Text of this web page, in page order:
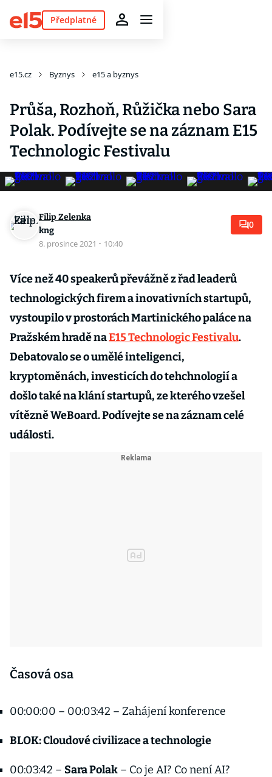
Předplatné
e15.cz Byznys e15 a byznys
Průša, Rozhoň, Růžička nebo Sara
Polak. Podívejte se na záznam E15
Technologic Festivalu
Filip Zelenka
kng
8. prosince 2021 · 10:40
0
Více než 40 speakerů převážně z řad leaderů
technologických firem a inovativních startupů,
vystoupilo v prostorách Martinického paláce na
Pražském hradě naE15 Technologic Festivalu.
Debatovalo se o umělé inteligenci,
kryptoměnách, investicích do tehchnologií a
došlo také na klání startupů, ze kterého vzešel
vítězně WeBoard. Podívejte se na záznam celé
události.
Časová osa
00:00:00 – 00:03:42 – Zahájení konference
BLOK: Cloudové civilizace a technologie
00:03:42 – Sara Polak – Co je AI? Co není AI?